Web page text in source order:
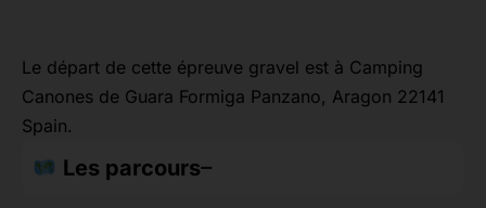
Le départ de cette épreuve gravel est à Camping
Canones de Guara Formiga Panzano, Aragon 22141
Spain.
Les parcours